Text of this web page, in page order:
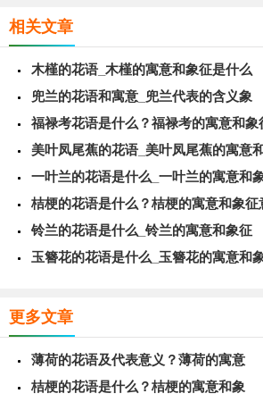
相关文章
木槿的花语_木槿的寓意和象征是什么
兜兰的花语和寓意_兜兰代表的含义象
福禄考花语是什么？福禄考的寓意和象
美叶凤尾蕉的花语_美叶凤尾蕉的寓意
一叶兰的花语是什么_一叶兰的寓意和
桔梗的花语是什么？桔梗的寓意和象征
铃兰的花语是什么_铃兰的寓意和象征
玉簪花的花语是什么_玉簪花的寓意和
更多文章
薄荷的花语及代表意义？薄荷的寓意
桔梗的花语是什么？桔梗的寓意和象